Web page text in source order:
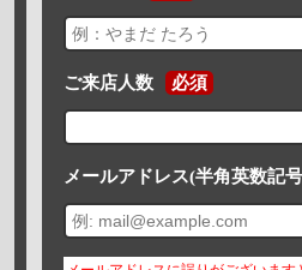
ご来店人数 必須
メールアドレス(半角英数記